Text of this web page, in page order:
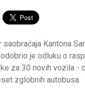
saobraćaja Kantona
je odluku o
za 30 novih vozila -
zglobnih autobusa.